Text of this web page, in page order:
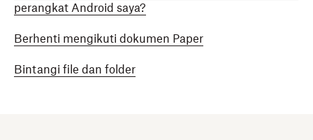
perangkat Android saya?
Berhenti mengikuti dokumen Paper
Bintangi file dan folder